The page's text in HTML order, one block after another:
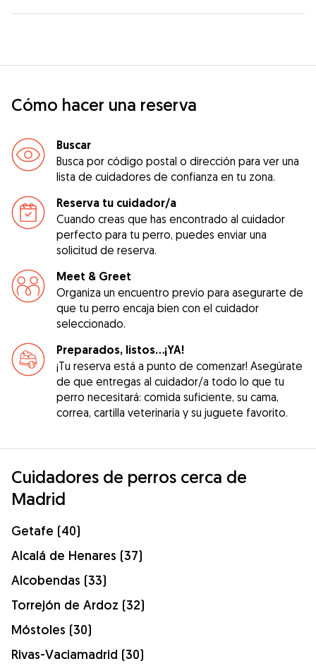
Cómo hacer una reserva
Buscar
Busca por código postal o dirección para ver una
lista de cuidadores de confianza en tu zona.
Reserva tu cuidador/a
Cuando creas que has encontrado al cuidador
perfecto para tu perro, puedes enviar una
solicitud de reserva.
Meet & Greet
Organiza un encuentro previo para asegurarte de
que tu perro encaja bien con el cuidador
seleccionado.
Preparados, listos...¡YA!
¡Tu reserva está a punto de comenzar! Asegúrate
de que entregas al cuidador/a todo lo que tu
perro necesitará: comida suficiente, su cama,
correa, cartilla veterinaria y su juguete favorito.
Cuidadores de perros cerca de
Madrid
Getafe (40)
Alcalá de Henares (37)
Alcobendas (33)
Torrejón de Ardoz (32)
Móstoles (30)
Rivas-Vaciamadrid (30)